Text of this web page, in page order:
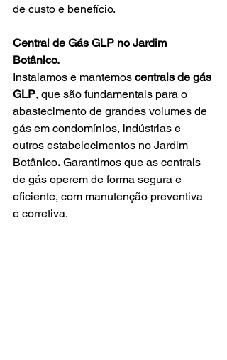
de custo e benefício.
Central de Gás GLP no Jardim
Botânico.
Instalamos e mantemos centrais de gás
GLP, que são fundamentais para o
abastecimento de grandes volumes de
gás em condomínios, indústrias e
outros estabelecimentos no Jardim
Botânico. Garantimos que as centrais
de gás operem de forma segura e
eficiente, com manutenção preventiva
e corretiva.